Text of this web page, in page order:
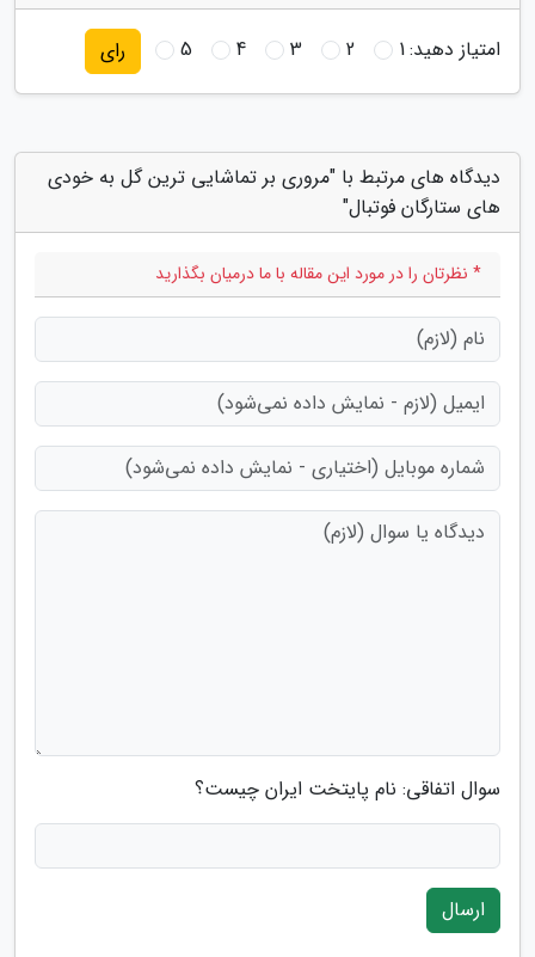
امتیاز دهید:1
2
3
4
5 رای
دیدگاه های مرتبط با "مروری بر تماشایی ترین گل به خودی
های ستارگان فوتبال"
* نظرتان را در مورد این مقاله با ما درمیان بگذارید
سوال اتفاقی: نام پایتخت ایران چیست؟
ارسال